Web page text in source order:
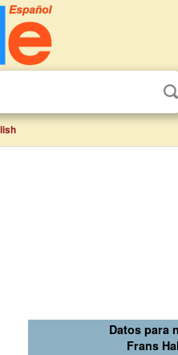
Datos para
Frans